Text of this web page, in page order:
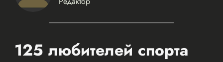
125 любителей спорта